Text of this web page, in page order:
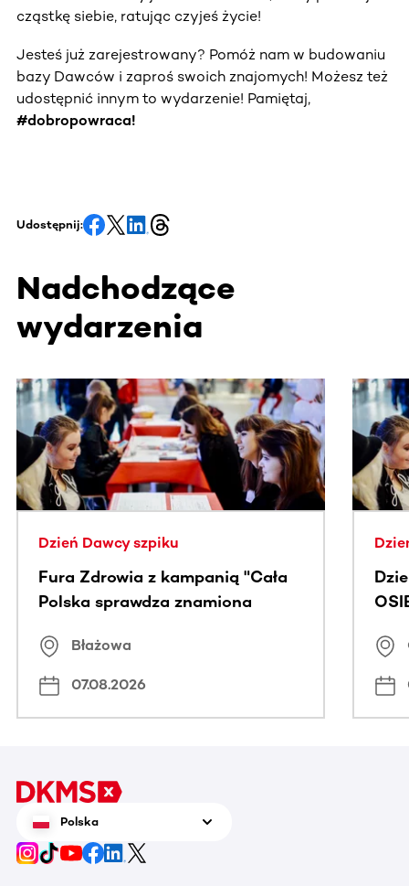
cząstkę siebie, ratując czyjeś życie!
Jesteś już zarejestrowany? Pomóż nam w budowaniu
bazy Dawców i zaproś swoich znajomych! Możesz też
udostępnić innym to wydarzenie! Pamiętaj,
#dobropowraca!
Udostępnij:
Nadchodzące
wydarzenia
Ta sekcja zawiera treści przewijane w poziomie. Użyj
Dzień Dawcy szpiku
Fura Zdrowia z kampanią "Cała
Polska sprawdza znamiona
Błażowa
07.08.2026
Polska